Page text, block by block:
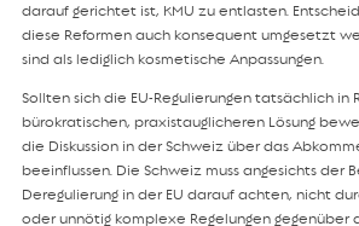
darauf gerichtet ist, KMU zu entlasten.
diese Reformen auch konsequent umgesetzt
sind als lediglich kosmetische Anpassungen.
Sollten sich die EU-Regulierungen tatsächlich in
bürokratischen, praxistauglicheren Lösung
die Diskussion in der Schweiz über das
beeinflussen. Die Schweiz muss angesichts der
Deregulierung in der EU darauf achten, nicht
oder unnötig komplexe Regelungen gegenüber